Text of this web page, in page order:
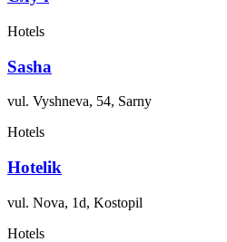
Hotels
Sasha
vul. Vyshneva, 54, Sarny
Hotels
Hotelik
vul. Nova, 1d, Kostopil
Hotels